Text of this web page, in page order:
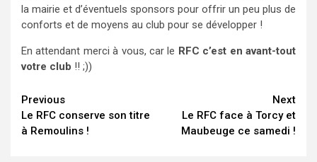
la mairie et d’éventuels sponsors pour offrir un peu plus de
conforts et de moyens au club pour se développer !
En attendant merci à vous, car le RFC c’est en avant-tout
votre club !! ;))
Continue
Reading
Previous
Le RFC conserve son titre
à Remoulins !
Next
Le RFC face à Torcy et
Maubeuge ce samedi !